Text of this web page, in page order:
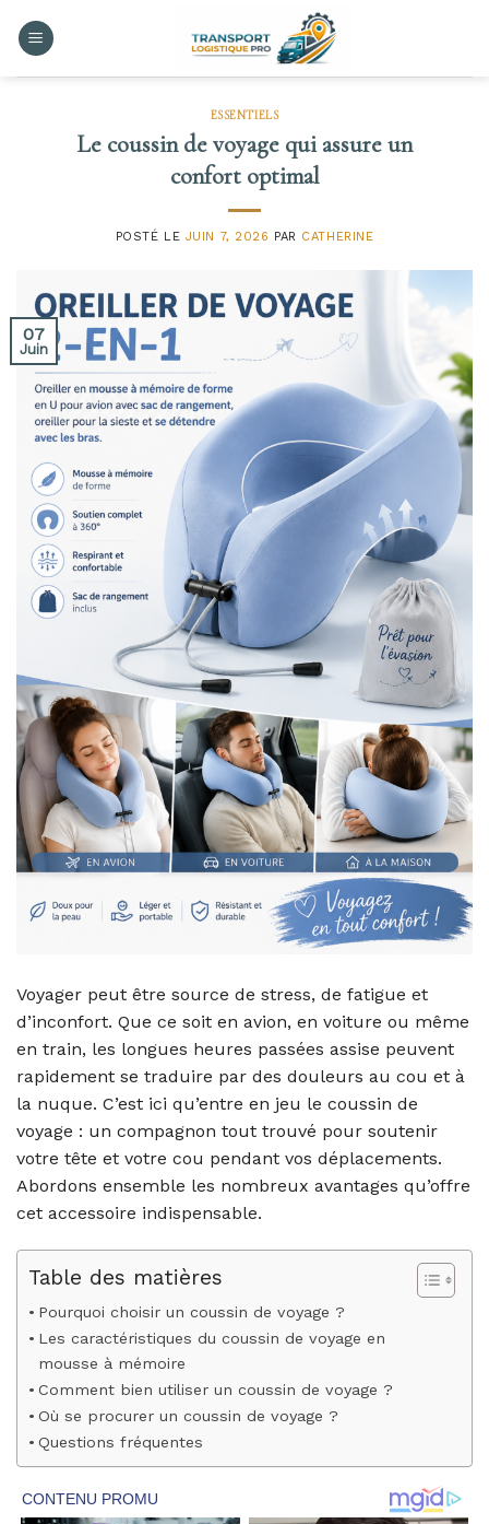
ESSENTIELS
Le coussin de voyage qui assure un
confort optimal
POSTÉ LE JUIN 7, 2026 PAR CATHERINE
07
Juin
Voyager peut être source de stress, de fatigue et
d’inconfort. Que ce soit en avion, en voiture ou même
en train, les longues heures passées assise peuvent
rapidement se traduire par des douleurs au cou et à
la nuque. C’est ici qu’entre en jeu le coussin de
voyage : un compagnon tout trouvé pour soutenir
votre tête et votre cou pendant vos déplacements.
Abordons ensemble les nombreux avantages qu’offre
cet accessoire indispensable.
Table des matières
Pourquoi choisir un coussin de voyage ?
Les caractéristiques du coussin de voyage en
mousse à mémoire
Comment bien utiliser un coussin de voyage ?
Où se procurer un coussin de voyage ?
Questions fréquentes